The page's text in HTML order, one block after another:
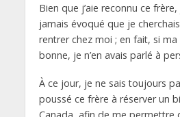
Bien que j’aie reconnu ce
jamais évoqué que je
rentrer chez moi ; en fait, si
bonne, je n’en avais parlé à
À ce jour, je ne sais toujours
poussé ce frère à réserver un
Canada, afin de me permettre